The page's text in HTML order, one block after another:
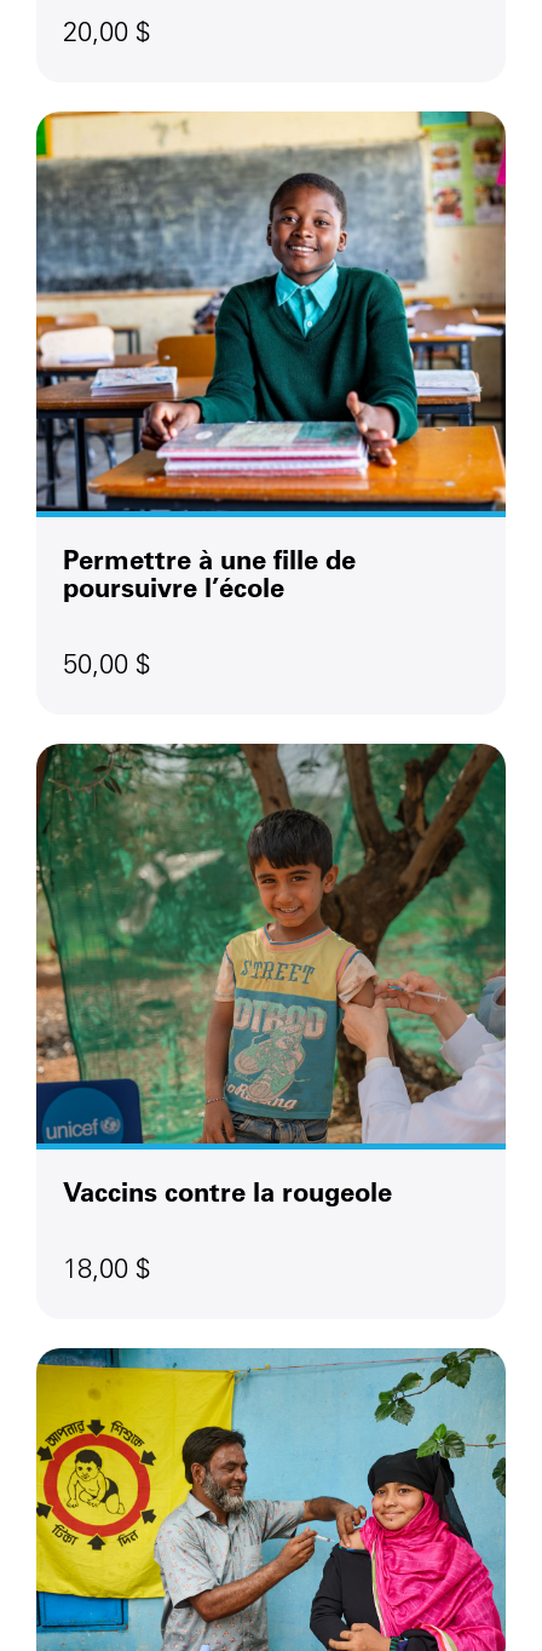
20,00 $
Permettre à une fille de
poursuivre l’école
50,00 $
Vaccins contre la rougeole
18,00 $